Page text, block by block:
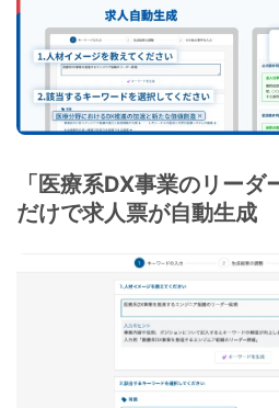
「医療系DX事業のリー
だけで求人票が自動生成